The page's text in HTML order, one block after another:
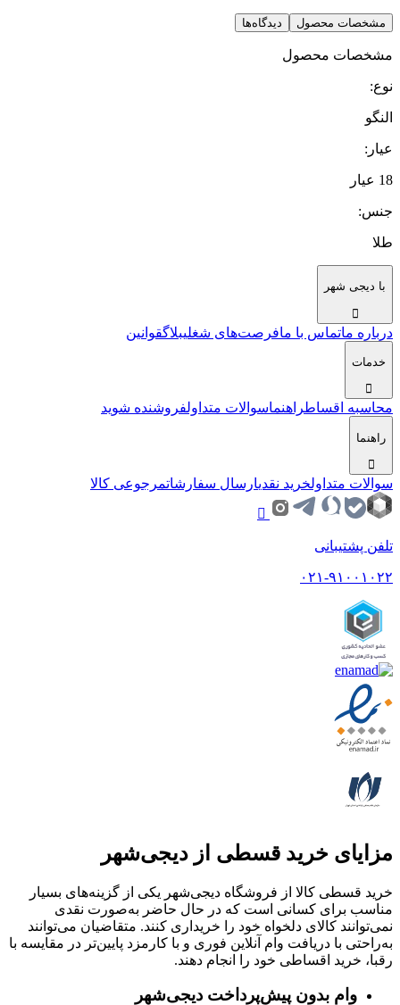
مشخصات محصول دیدگاه‌ها
مشخصات محصول
نوع:
النگو
عیار :
18 عیار
جنس:
طلا
با دیجی شهر
درباره ماتماس با مافرصت‌های شغلیبلاگقوانین
خدمات
محاسبه اقساطراهنماسوالات متداولفروشنده شوید
راهنما
سوالات متداولخرید نقدیارسال سفارشاتمرجوعی کالا
تلفن پشتیبانی
۰۲۱-۹۱۰۰۱۰۲۲
مزایای خرید قسطی از دیجی‌شهر
خرید قسطی کالا از فروشگاه دیجی‌شهر یکی از گزینه‌های بسیار
مناسب برای کسانی است که در حال حاضر به‌صورت نقدی
نمی‌توانند کالای دلخواه خود را خریداری کنند. متقاضیان می‌توانند
به‌راحتی با دریافت وام آنلاین فوری و با کارمزد پایین‌تر در مقایسه با
رقبا، خرید اقساطی خود را انجام دهند.
وام بدون پیش‌پرداخت‌ دیجی‌شهر